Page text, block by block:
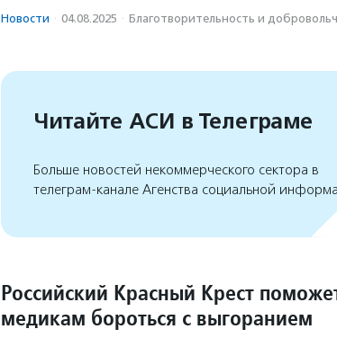
Новости · 04.08.2025 · Благотвори­тель­ность и
Читайте АСИ в Телеграме
Больше новостей некоммерческого сектора в
телеграм-канале Агенства социальной
Российский Красный Крест
медикам бороться с выгоранием